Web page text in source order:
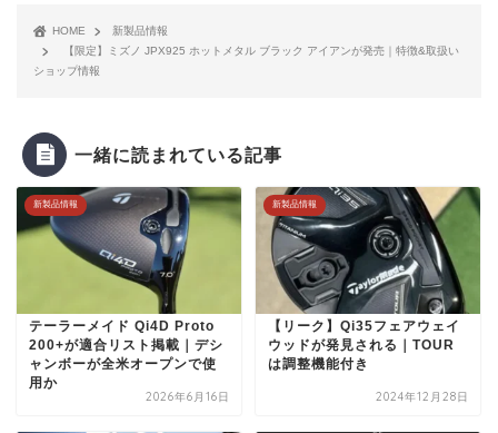
HOME
新製品情報
【限定】ミズノ JPX925 ホットメタル ブラック アイアンが発売｜特徴&取扱い
ショップ情報
一緒に読まれている記事
新製品情報
テーラーメイド Qi4D Proto
200+が適合リスト掲載｜デシ
ャンボーが全米オープンで使
用か
2026年6月16日
新製品情報
【リーク】Qi35フェアウェイ
ウッドが発見される｜TOUR
は調整機能付き
2024年12月28日